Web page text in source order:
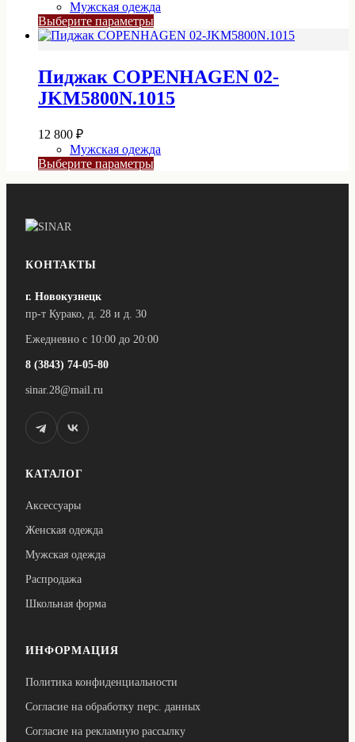
Мужская одежда
Выберите параметрыЭтот
товар
вариаций.
Опции
можно
странице
товара.
Пиджак COPENHAGEN 02-
JKM5800N.1015
12 800 ₽
Мужская одежда
Выберите параметрыЭтот
КОНТАКТЫ
г. Новокузнецк
пр-т Курако, д. 28 и д. 30
Ежедневно с 10:00 до 20:00
8 (3843) 74-05-80
sinar.28@mail.ru
КАТАЛОГ
Аксессуары
Женская одежда
Мужская одежда
Распродажа
Школьная форма
ИНФОРМАЦИЯ
Политика конфиденциальности
Согласие на обработку перс. данных
Согласие на рекламную рассылку